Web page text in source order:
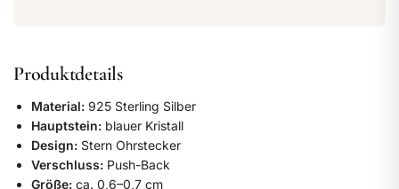
Produktdetails
Material: 925 Sterling Silber
Hauptstein: blauer Kristall
Design: Stern Ohrstecker
Verschluss: Push-Back
Größe: ca. 0,6–0,7 cm